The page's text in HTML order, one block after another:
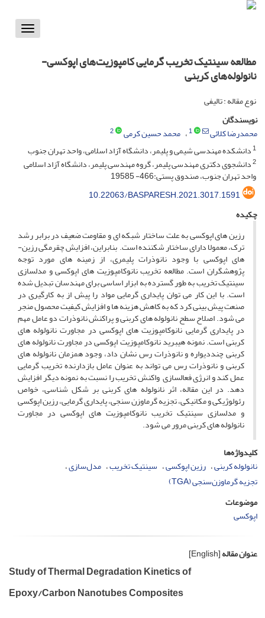
Toggle
مطالعه سینتیک تخریب گرمایی کامپوزیت‌های اپوکسی-
نانولوله‌های کربنی
نوع مقاله : تالیفی
نویسندگان
محمدرضا کلائی
1 محمد حسین کرمی
2
1دانشکده مهندسی شیمی و پلیمر، دانشگاه آزاد اسلامی، واحد تهران جنوب
2دانشجوی دکتری مهندسی پلیمر، گروه مهندسی پلیمر، دانشگاه آزاد اسلامی
واحد تهران جنوب، صندوق پستی:466- 19585
10.22063/BASPARESH.2021.3017.1591
چکیده
رزین­ های اپوکسی به ­علت ساختار شبکه ­ای و مقاومت ضعیف در برابر رشد
ترک، معمولا دارای ساختار شکننده است. بنابراین، افزایش چقرمگی رزین­
های اپوکسی با وجود نانوذرات پلیمری، از زمینه ­های مورد توجه
پژوهشگران است. مطالعه تخریب نانوکامپوزیت­ های اپوکسی و مدل­سازی
سینتیک تخریب به­ طور گسترده به ابزار اساسی برای مهندسان تبدیل شده
است. با این کار می ­توان پایداری گرمایی مواد را پیش از به­ کارگیری در
صنعت پیش ­بینی کرد که به کاهش هزینه­ ها و افزایش کیفیت محصول منجر
می­ شود. اصلاح سطح نانولوله­ های کربنی و پراکنش نانوذرات دو عامل مهم
در پایداری گرمایی نانوکامپوزیت­­ های اپوکسی در مجاورت نانولوله های
کربنی است. نمونه هیبرید نانوکامپوزیت اپوکسی در مجاورت نانولوله ­های
کربنی چنددیواره و نانوذرات رس نشان داد، وجود هم­زمان نانولوله ­های
کربنی و نانوذرات رس می­ تواند به ­عنوان عامل بازدارنده تخریب گرمایی
عمل کند و انرژی فعال­سازی واکنش تخریب را نسبت به نمونه دیگر افزایش
دهد. در این مقاله، اثر نانولوله ­های کربنی بر شکل­ شناسی، خواص
رئولوژیکی و مکانیکی، تجزیه گرماوزن سنجی، پایداری گرمایی، رزین اپوکسی
و مدل­سازی سینتیک تخریب نانوکامپوزیت ­های اپوکسی در مجاورت
نانولوله­ های کربنی مرور می­ شود.
کلیدواژه‌ها
نانولوله کربنی رزین اپوکسی سینتیک تخریب مدل‌سازی‌
تجزیه گرماوزن‌سنجی (TGA)
موضوعات
اپوکسی
عنوان مقاله[English]
Study of Thermal Degradation Kinetics of
Epoxy/Carbon Nanotubes Composites